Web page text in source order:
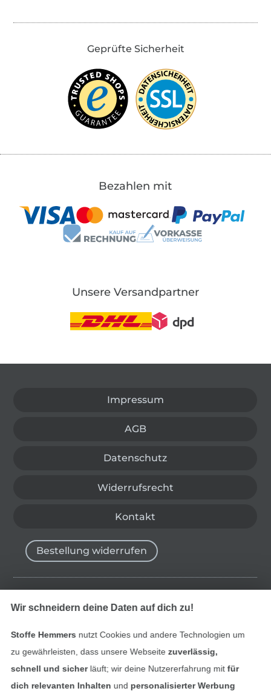
Geprüfte Sicherheit
Bezahlen mit
Unsere Versandpartner
Impressum
AGB
Datenschutz
Widerrufsrecht
Kontakt
Bestellung widerrufen
Finde mehr Inspiration
Wir schneidern deine Daten auf dich zu!
Stoffe Hemmers nutzt Cookies und andere Technologien um
zu gewährleisten, dass unsere Webseite zuverlässig,
schnell und sicherläuft; wir deine Nutzererfahrung mitfür
dich relevanten Inhalten und personalisierter Werbung